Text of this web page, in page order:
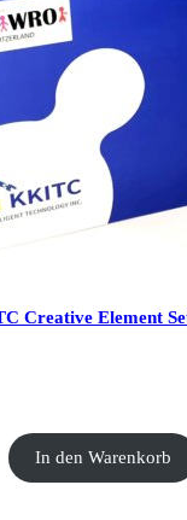
Creative Element
In den Warenkorb